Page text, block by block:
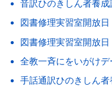
音訳ひのきしん者養
図書修理実習室開放日
図書修理実習室開放日
全教一斉にをいがけデ
手話通訳ひのきしん